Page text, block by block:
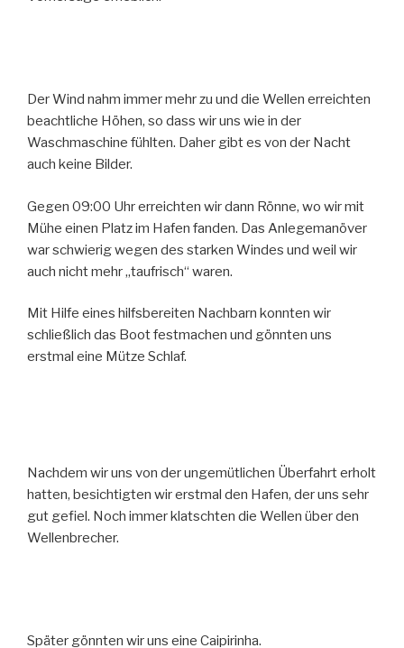
Der Wind nahm immer mehr zu und die Wellen erreichten
beachtliche Höhen, so dass wir uns wie in der
Waschmaschine fühlten. Daher gibt es von der Nacht
auch keine Bilder.
Gegen 09:00 Uhr erreichten wir dann Rönne, wo wir mit
Mühe einen Platz im Hafen fanden. Das Anlegemanöver
war schwierig wegen des starken Windes und weil wir
auch nicht mehr „taufrisch“ waren.
Mit Hilfe eines hilfsbereiten Nachbarn konnten wir
schließlich das Boot festmachen und gönnten uns
erstmal eine Mütze Schlaf.
Nachdem wir uns von der ungemütlichen Überfahrt erholt
hatten, besichtigten wir erstmal den Hafen, der uns sehr
gut gefiel. Noch immer klatschten die Wellen über den
Wellenbrecher.
Später gönnten wir uns eine Caipirinha.